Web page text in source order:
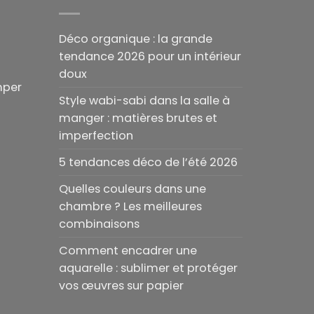
Déco organique : la grande
tendance 2026 pour un intérieur
doux
Style wabi-sabi dans la salle à
manger : matières brutes et
imperfection
5 tendances déco de l’été 2026
Quelles couleurs dans une
chambre ? Les meilleures
combinaisons
Comment encadrer une
aquarelle : sublimer et protéger
vos œuvres sur papier